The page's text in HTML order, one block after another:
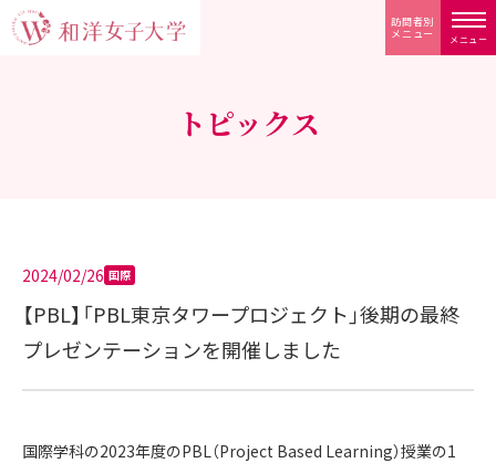
メニュー
訪問者別
メニュー
トピックス
2024/02/26 国際
【PBL】「PBL東京タワープロジェクト」後期の最終
プレゼンテーションを開催しました
国際学科の2023年度のPBL（Project Based Learning）授業の1